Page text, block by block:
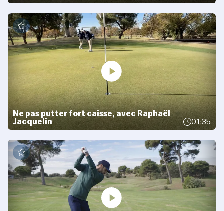
Ne pas putter fort caisse, avec Raphaël
Jacquelin
01:35